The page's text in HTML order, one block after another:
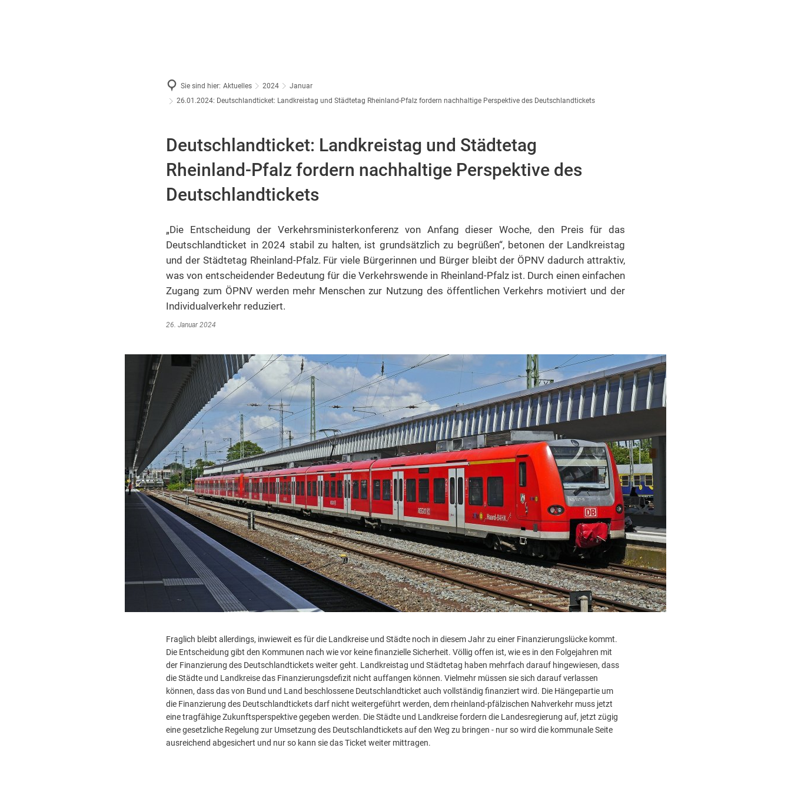
Sie sind hier: Aktuelles 2024
Januar
26.01.2024: Deutschlandticket: Landkreistag und Städtetag Rheinland-Pfalz fordern nachhaltige Perspektive des Deutschlandtickets
Deutschlandticket: Landkreistag und Städtetag
Rheinland-Pfalz fordern nachhaltige Perspektive des
Deutschlandtickets
„Die Entscheidung der Verkehrsministerkonferenz von Anfang dieser Woche, den Preis für das
Deutschlandticket in 2024 stabil zu halten, ist grundsätzlich zu begrüßen“, betonen der Landkreistag
und der Städtetag Rheinland-Pfalz. Für viele Bürgerinnen und Bürger bleibt der ÖPNV dadurch attraktiv,
was von entscheidender Bedeutung für die Verkehrswende in Rheinland-Pfalz ist. Durch einen einfachen
Zugang zum ÖPNV werden mehr Menschen zur Nutzung des öffentlichen Verkehrs motiviert und der
Individualverkehr reduziert.
26. Januar 2024
Fraglich bleibt allerdings, inwieweit es für die Landkreise und Städte noch in diesem Jahr zu einer Finanzierungslücke kommt.
Die Entscheidung gibt den Kommunen nach wie vor keine finanzielle Sicherheit. Völlig offen ist, wie es in den Folgejahren mit
der Finanzierung des Deutschlandtickets weiter geht. Landkreistag und Städtetag haben mehrfach darauf hingewiesen, dass
die Städte und Landkreise das Finanzierungsdefizit nicht auffangen können. Vielmehr müssen sie sich darauf verlassen
können, dass das von Bund und Land beschlossene Deutschlandticket auch vollständig finanziert wird. Die Hängepartie um
die Finanzierung des Deutschlandtickets darf nicht weitergeführt werden, dem rheinland-pfälzischen Nahverkehr muss jetzt
eine tragfähige Zukunftsperspektive gegeben werden. Die Städte und Landkreise fordern die Landesregierung auf, jetzt zügig
eine gesetzliche Regelung zur Umsetzung des Deutschlandtickets auf den Weg zu bringen - nur so wird die kommunale Seite
ausreichend abgesichert und nur so kann sie das Ticket weiter mittragen.